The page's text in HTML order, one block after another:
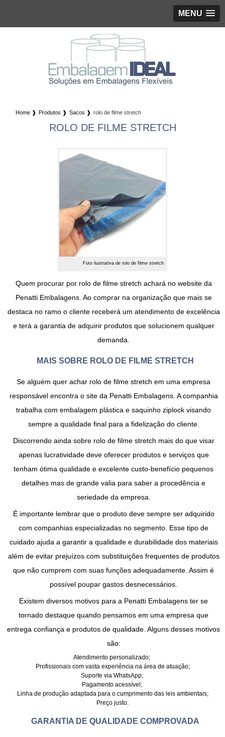
MENU
Home ❱ Produtos ❱ Sacos ❱ rolo de filme stretch
ROLO DE FILME STRETCH
Foto ilustrativa de rolo de filme stretch
Quem procurar por rolo de filme stretch achará no website da
Penatti Embalagens. Ao comprar na organização que mais se
destaca no ramo o cliente receberá um atendimento de excelência
e terá a garantia de adquirir produtos que solucionem qualquer
demanda.
MAIS SOBRE ROLO DE FILME STRETCH
Se alguém quer achar rolo de filme stretch em uma empresa
responsável encontra o site da Penatti Embalagens. A companhia
trabalha com embalagem plástica e saquinho ziplock visando
sempre a qualidade final para a fidelização do cliente.
Discorrendo ainda sobre rolo de filme stretch mais do que visar
apenas lucratividade deve oferecer produtos e serviços que
tenham ótima qualidade e excelente custo-benefício pequenos
detalhes mas de grande valia para saber a procedência e
seriedade da empresa.
É importante lembrar que o produto deve sempre ser adquirido
com companhias especializadas no segmento. Esse tipo de
cuidado ajuda a garantir a qualidade e durabilidade dos materiais
além de evitar prejuízos com substituições frequentes de produtos
que não cumprem com suas funções adequadamente. Assim é
possível poupar gastos desnecessários.
Existem diversos motivos para a Penatti Embalagens ter se
tornado destaque quando pensamos em uma empresa que
entrega confiança e produtos de qualidade. Alguns desses motivos
são:
Atendimento personalizado;
Profissionais com vasta experiência na área de atuação;
Suporte via WhatsApp;
Pagamento acessível;
Linha de produção adaptada para o cumprimento das leis ambientais;
Preço justo.
GARANTIA DE QUALIDADE COMPROVADA